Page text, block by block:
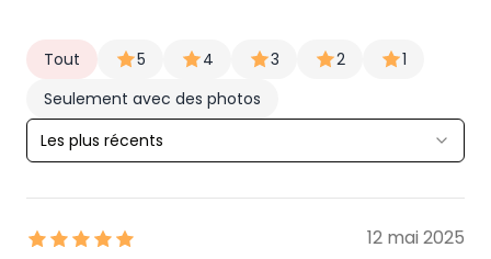
Tout 5 4 3 2
1
Seulement avec des photos
Les plus récents
12 mai 2025